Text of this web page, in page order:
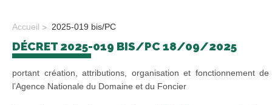
Accueil 2025-019 bis/PC
DÉCRET 2025-019 BIS/PC 18/09/2025
portant création, attributions, organisation et fonctionnement de
l’Agence Nationale du Domaine et du Foncier